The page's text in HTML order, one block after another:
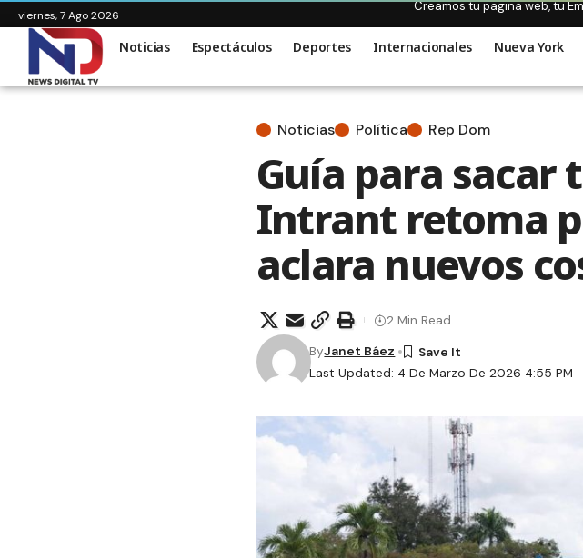
viernes, 7 Ago 2026
Creamos tu pagina web, tu
Noticias Espectáculos Deportes Internacionales Nueva York
Noticias Política Rep Dom
Guía para sacar
Intrant retoma
aclara nuevos
Last Updated: 4 De Marzo De 2026 4:55 PM
ByJanet Báez
2 Min Read